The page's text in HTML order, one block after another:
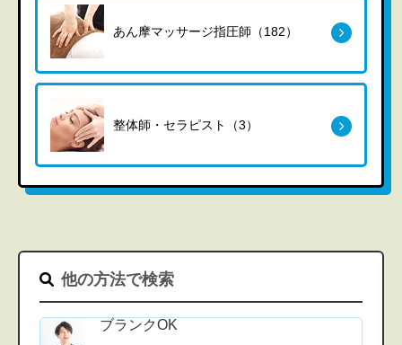
あん摩マッサージ指圧師（182）
整体師・セラピスト（3）
他の方法で検索
ブランクOK